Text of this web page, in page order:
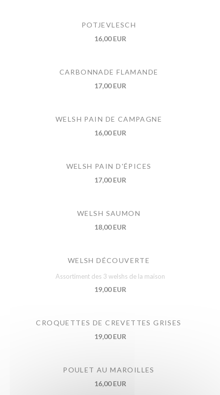
POTJEVLESCH
16,00 EUR
CARBONNADE FLAMANDE
17,00 EUR
WELSH PAIN DE CAMPAGNE
16,00 EUR
WELSH PAIN D'ÉPICES
17,00 EUR
WELSH SAUMON
18,00 EUR
WELSH DÉCOUVERTE
Assortiment des 3 welshs de la maison
19,00 EUR
CROQUETTES DE CREVETTES GRISES
19,00 EUR
POULET AU MAROILLES
16,00 EUR